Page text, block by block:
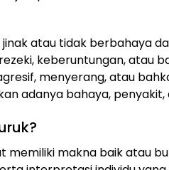
atau tidak berbahaya
keberuntungan, atau
menyerang, atau
adanya bahaya,
memiliki makna baik atau